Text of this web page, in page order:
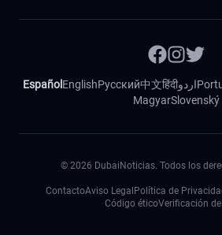
Español EnglishРусский中文हिंदीاردو
MagyarSlovenský
© 2026 DubaiNoticias. Todos los
ContactoAviso Legal Política de
Código éticoVerificación